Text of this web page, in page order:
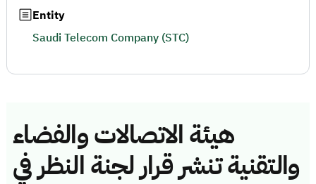
هيئة الاتصالات والفضاء
والتقنية تنشر قرار لجنة النظر في
Entity
Saudi Telecom Company (STC)